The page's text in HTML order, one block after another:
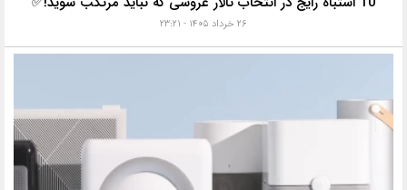
۲۶ خرداد ۱۴۰۵ - ۲۳:۲۱